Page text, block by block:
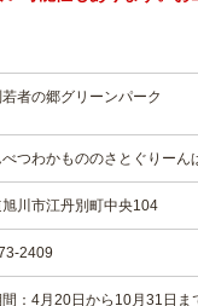
者の郷グリーンパーク
べつわかもののさとぐりーん
川市江丹別町中央104
2409
：4月20日から10月31日ま